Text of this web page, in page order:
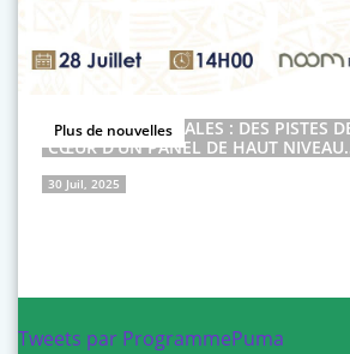
INÉGALITÉS SOCIALES : DES PISTES
CŒUR D’UN PANEL DE HAUT
30 Juil, 2025
Plus de nouvelles
Tweets par ProgrammePuma